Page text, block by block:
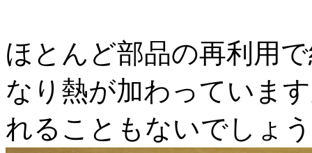
ほとんど部品の再利用
なり熱が加わっていま
れることもないでしょ